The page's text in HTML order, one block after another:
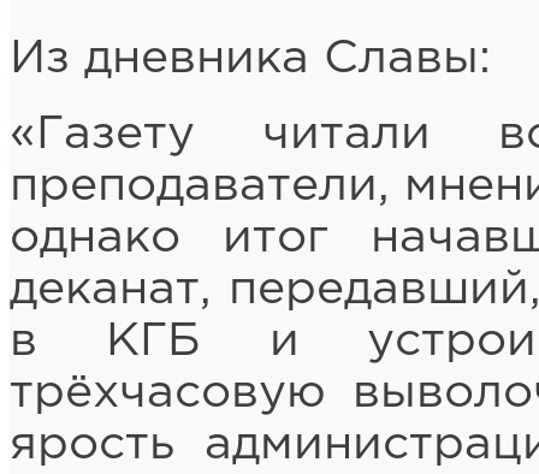
Из дневника Славы:
«Газету
преподаватели,
однако итог
деканат,
в КГБ и
трёхчасовую
ярость